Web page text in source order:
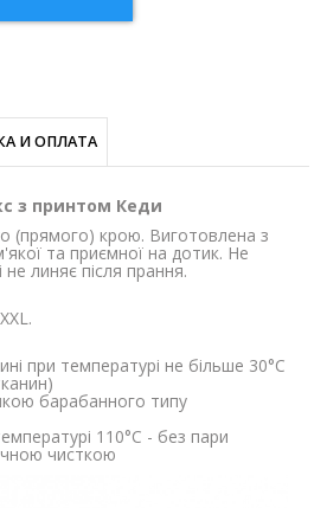
И ОПЛАТА
з принтом Кеди
(прямого) крою. Виготовлена ​​з
та приємної на дотик. Не
не линяє після прання.
при температурі не більше 30°C
барабанного типу
110°C - без пари
чисткою